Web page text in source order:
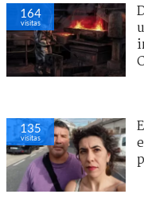
156
visitas
140
visitas